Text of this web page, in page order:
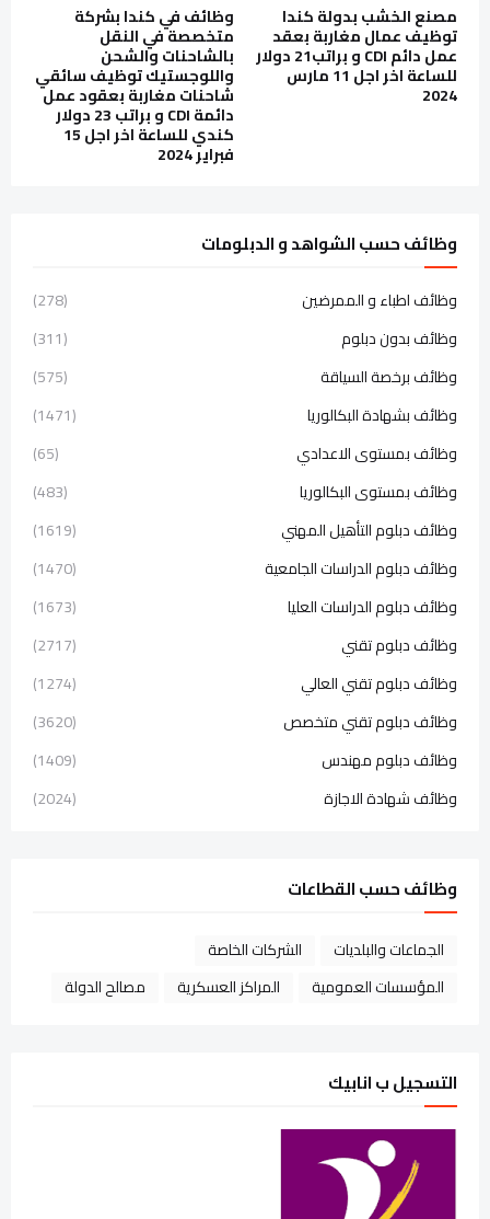
مصنع الخشب بدولة كندا
توظيف عمال مغاربة بعقد
عمل دائم CDI و براتب21 دولار
للساعة اخر اجل 11 مارس
2024
وظائف في كندا بشركة
متخصصة في النقل
بالشاحنات والشحن
واللوجستيك توظيف سائقي
شاحنات مغاربة بعقود عمل
دائمة CDI و براتب 23 دولار
كندي للساعة اخر اجل 15
فبراير 2024
وظائف حسب الشواهد و الدبلومات
وظائف اطباء و الممرضين
(278)
وظائف بدون دبلوم
(311)
وظائف برخصة السياقة
(575)
وظائف بشهادة البكالوريا
(1471)
وظائف بمستوى الاعدادي
(65)
وظائف بمستوى البكالوريا
(483)
وظائف دبلوم التأهيل المهني
(1619)
وظائف دبلوم الدراسات الجامعية
(1470)
وظائف دبلوم الدراسات العليا
(1673)
وظائف دبلوم تقني
(2717)
وظائف دبلوم تقني العالي
(1274)
وظائف دبلوم تقني متخصص
(3620)
وظائف دبلوم مهندس
(1409)
وظائف شهادة الاجازة
(2024)
وظائف حسب القطاعات
الجماعات والبلديات
الشركات الخاصة
المؤسسات العمومية
المراكز العسكرية مصالح الدولة
التسجيل ب انابيك